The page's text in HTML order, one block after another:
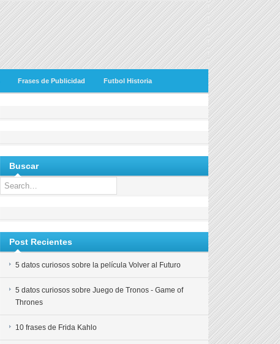
Frases de Publicidad Futbol Historia
Buscar
Post Recientes
5 datos curiosos sobre la película Volver al Futuro
5 datos curiosos sobre Juego de Tronos - Game of
Thrones
10 frases de Frida Kahlo